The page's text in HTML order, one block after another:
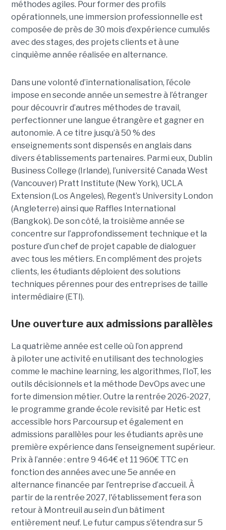
méthodes agiles. Pour former des profils
opérationnels, une immersion professionnelle est
composée de près de 30 mois d’expérience cumulés
avec des stages, des projets clients et à une
cinquième année réalisée en alternance.
Dans une volonté d’internationalisation, l’école
impose en seconde année un semestre à l’étranger
pour découvrir d’autres méthodes de travail,
perfectionner une langue étrangère et gagner en
autonomie. A ce titre jusqu’à 50 % des
enseignements sont dispensés en anglais dans
divers établissements partenaires. Parmi eux, Dublin
Business College (Irlande), l’université Canada West
(Vancouver) Pratt Institute (New York), UCLA
Extension (Los Angeles), Regent’s University London
(Angleterre) ainsi que Raffles International
(Bangkok). De son côté, la troisième année se
concentre sur l’approfondissement technique et la
posture d’un chef de projet capable de dialoguer
avec tous les métiers. En complément des projets
clients, les étudiants déploient des solutions
techniques pérennes pour des entreprises de taille
intermédiaire (ETI).
Une ouverture aux admissions parallèles
La quatrième année est celle où l’on apprend
à piloter une activité en utilisant des technologies
comme le machine learning, les algorithmes, l’IoT, les
outils décisionnels et la méthode DevOps avec une
forte dimension métier. Outre la rentrée 2026-2027,
le programme grande école revisité par Hetic est
accessible hors Parcoursup et également en
admissions parallèles pour les étudiants après une
première expérience dans l’enseignement supérieur.
Prix à l’année : entre 9 464€ et 11 960€ TTC en
fonction des années avec une 5e année en
alternance financée par l’entreprise d’accueil. À
partir de la rentrée 2027, l'établissement fera son
retour à Montreuil au sein d’un bâtiment
entièrement neuf. Le futur campus s’étendra sur 5